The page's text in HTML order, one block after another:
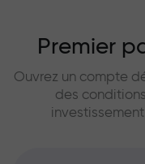
Premier
Ouvrez un compte
des